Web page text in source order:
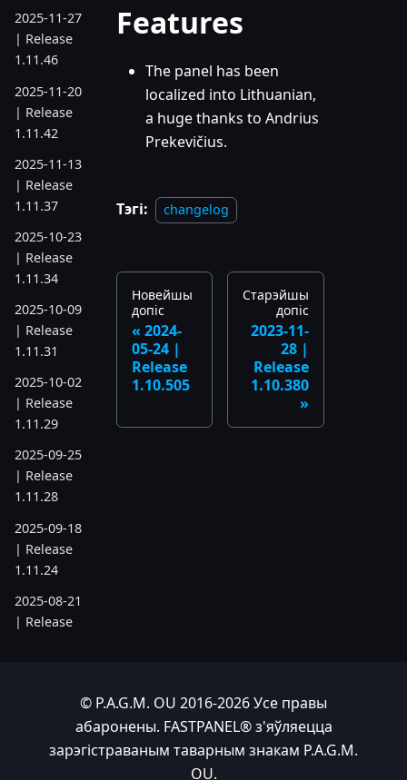
2025-11-27
| Release
1.11.46
2025-11-20
| Release
1.11.42
2025-11-13
| Release
1.11.37
2025-10-23
| Release
1.11.34
2025-10-09
| Release
1.11.31
2025-10-02
| Release
1.11.29
2025-09-25
| Release
1.11.28
2025-09-18
| Release
1.11.24
2025-08-21
| Release
2025-05-22
Features
The panel has been
localized into Lithuanian,
a huge thanks to Andrius
Prekevičius.
Тэгі: changelog
Новейшы
допіс
2024-
05-24 |
Release
1.10.505
Старэйшы
допіс
2023-11-
28 |
Release
1.10.380
© P.A.G.M. OU 2016-2026 Усе правы
абаронены. FASTPANEL® з'яўляецца
зарэгістраваным таварным знакам P.A.G.M.
OU.